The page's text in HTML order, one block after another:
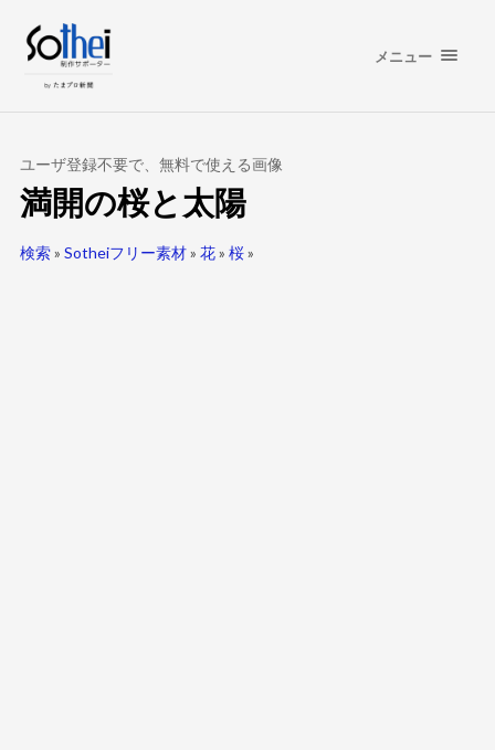
メニュー
ユーザ登録不要で、無料で使える画像
満開の桜と太陽
検索» Sotheiフリー素材» 花» 桜»